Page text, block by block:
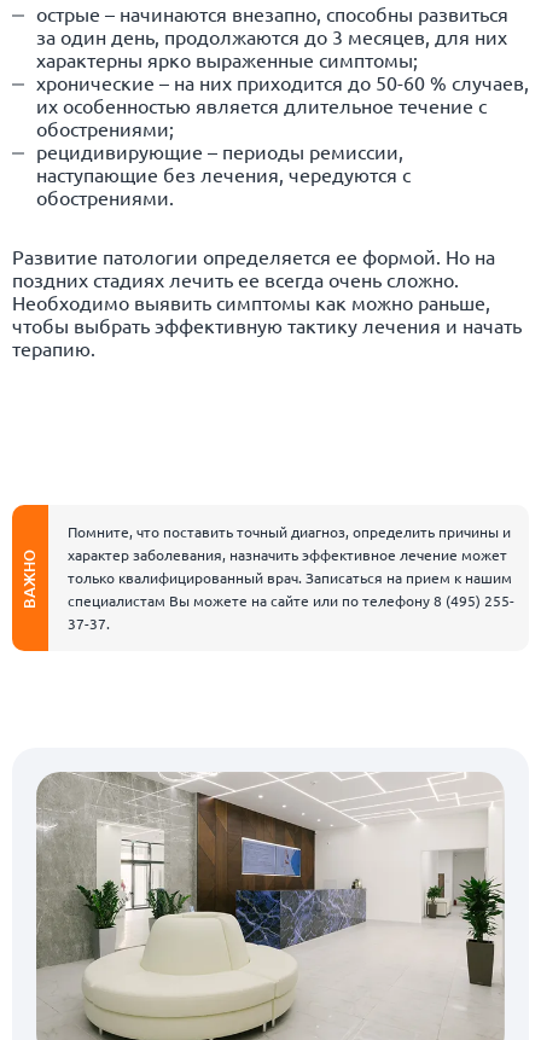
острые – начинаются внезапно, способны развиться
за один день, продолжаются до 3 месяцев, для них
характерны ярко выраженные симптомы;
хронические – на них приходится до 50-60 % случаев,
их особенностью является длительное течение с
обострениями;
рецидивирующие – периоды ремиссии,
наступающие без лечения, чередуются с
обострениями.
Развитие патологии определяется ее формой. Но на
поздних стадиях лечить ее всегда очень сложно.
Необходимо выявить симптомы как можно раньше,
чтобы выбрать эффективную тактику лечения и начать
терапию.
ВАЖНО
Помните, что поставить точный диагноз, определить причины и
характер заболевания, назначить эффективное лечение может
только квалифицированный врач. Записаться на прием к нашим
специалистам Вы можете на сайте или по телефону8 (495) 255-
37-37.